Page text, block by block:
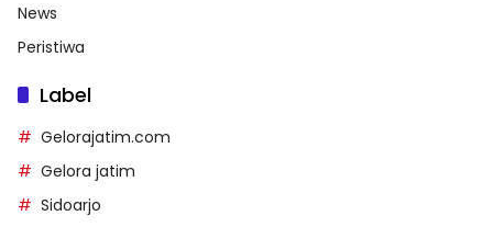
News
Peristiwa
Label
Gelorajatim.com
Gelora jatim
Sidoarjo